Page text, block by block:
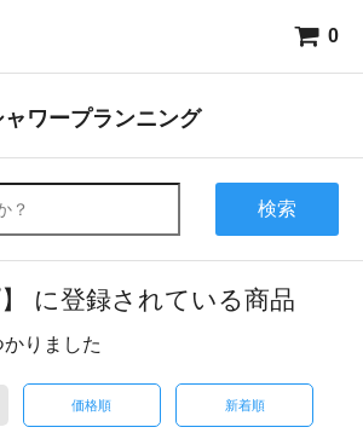
0
ャワープランニング
検索
】 に登録されている商品
りました
価格順 新着順